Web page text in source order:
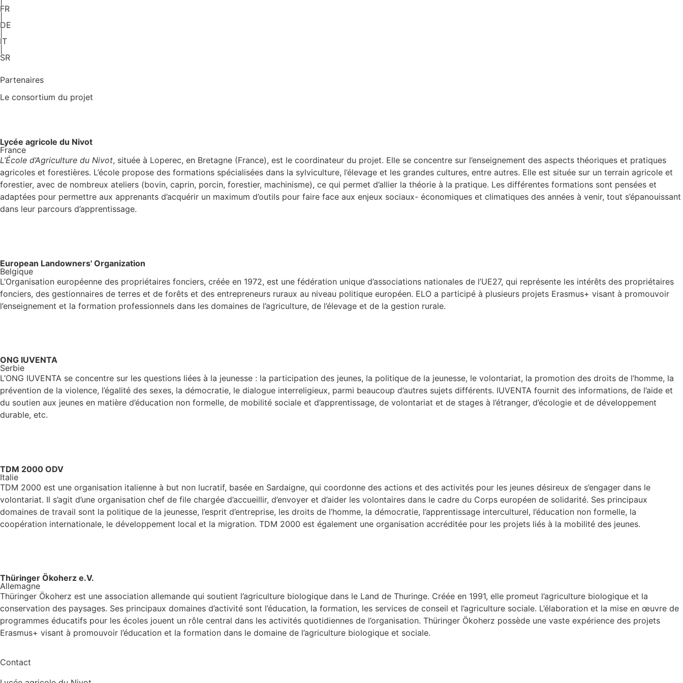
FR
DE
IT
SR
Partenaires
Le consortium du projet
Lycée agricole du Nivot
France
L’École d’Agriculture du Nivot, située à Loperec, en Bretagne (France), est le coordinateur du projet. Elle se concentre sur l’enseignement des aspects théoriques et pratiques
agricoles et forestières. L’école propose des formations spécialisées dans la sylviculture, l’élevage et les grandes cultures, entre autres. Elle est située sur un terrain agricole et
forestier, avec de nombreux ateliers (bovin, caprin, porcin, forestier, machinisme), ce qui permet d’allier la théorie à la pratique. Les différentes formations sont pensées et
adaptées pour permettre aux apprenants d’acquérir un maximum d’outils pour faire face aux enjeux sociaux- économiques et climatiques des années à venir, tout s’épanouissant
dans leur parcours d’apprentissage.
European Landowners' Organization
Belgique
L’Organisation européenne des propriétaires fonciers, créée en 1972, est une fédération unique d’associations nationales de l’UE27, qui représente les intérêts des propriétaires
fonciers, des gestionnaires de terres et de forêts et des entrepreneurs ruraux au niveau politique européen. ELO a participé à plusieurs projets Erasmus+ visant à promouvoir
l’enseignement et la formation professionnels dans les domaines de l’agriculture, de l’élevage et de la gestion rurale.
ONG IUVENTA
Serbie
L’ONG IUVENTA se concentre sur les questions liées à la jeunesse : la participation des jeunes, la politique de la jeunesse, le volontariat, la promotion des droits de l’homme, la
prévention de la violence, l’égalité des sexes, la démocratie, le dialogue interreligieux, parmi beaucoup d’autres sujets différents. IUVENTA fournit des informations, de l’aide et
du soutien aux jeunes en matière d’éducation non formelle, de mobilité sociale et d’apprentissage, de volontariat et de stages à l’étranger, d’écologie et de développement
durable, etc.
TDM 2000 ODV
Italie
TDM 2000 est une organisation italienne à but non lucratif, basée en Sardaigne, qui coordonne des actions et des activités pour les jeunes désireux de s’engager dans le
volontariat. Il s’agit d’une organisation chef de file chargée d’accueillir, d’envoyer et d’aider les volontaires dans le cadre du Corps européen de solidarité. Ses principaux
domaines de travail sont la politique de la jeunesse, l’esprit d’entreprise, les droits de l’homme, la démocratie, l’apprentissage interculturel, l’éducation non formelle, la
coopération internationale, le développement local et la migration. TDM 2000 est également une organisation accréditée pour les projets liés à la mobilité des jeunes.
Thüringer Ökoherz e.V.
Allemagne
Thüringer Ökoherz est une association allemande qui soutient l’agriculture biologique dans le Land de Thuringe. Créée en 1991, elle promeut l’agriculture biologique et la
conservation des paysages. Ses principaux domaines d’activité sont l’éducation, la formation, les services de conseil et l’agriculture sociale. L’élaboration et la mise en œuvre de
programmes éducatifs pour les écoles jouent un rôle central dans les activités quotidiennes de l’organisation. Thüringer Ökoherz possède une vaste expérience des projets
Erasmus+ visant à promouvoir l’éducation et la formation dans le domaine de l’agriculture biologique et sociale.
Contact